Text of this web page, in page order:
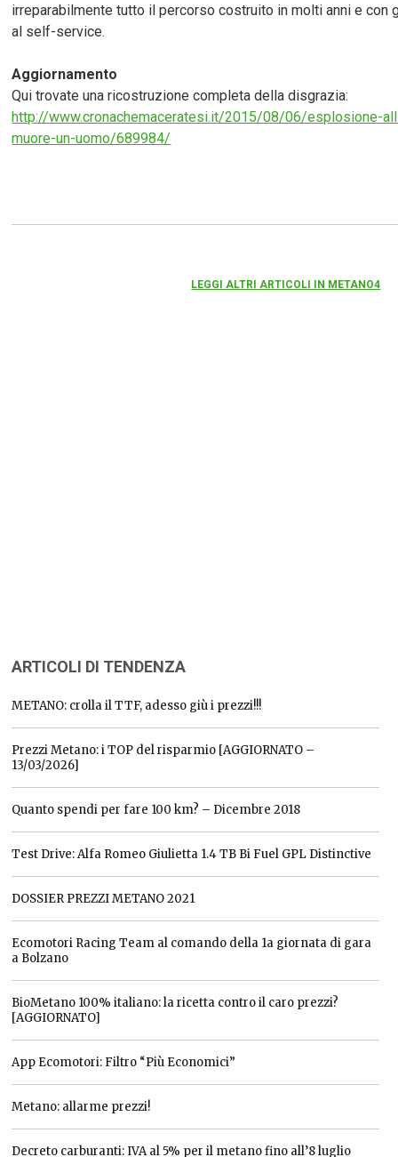
irreparabilmente tutto il percorso costruito in molti anni e con
al self-service.
Aggiornamento
Qui trovate una ricostruzione completa della disgrazia:
http://www.cronachemaceratesi.it/2015/08/06/esplosione-
muore-un-uomo/689984/
LEGGI ALTRI ARTICOLI IN METANO4
ARTICOLI DI TENDENZA
METANO: crolla il TTF, adesso giù i prezzi!!!
Prezzi Metano: i TOP del risparmio [AGGIORNATO –
13/03/2026]
Quanto spendi per fare 100 km? – Dicembre 2018
Test Drive: Alfa Romeo Giulietta 1.4 TB Bi Fuel GPL Distinctive
DOSSIER PREZZI METANO 2021
Ecomotori Racing Team al comando della 1a giornata di gara
a Bolzano
BioMetano 100% italiano: la ricetta contro il caro prezzi?
[AGGIORNATO]
App Ecomotori: Filtro “Più Economici”
Metano: allarme prezzi!
Decreto carburanti: IVA al 5% per il metano fino all’8 luglio